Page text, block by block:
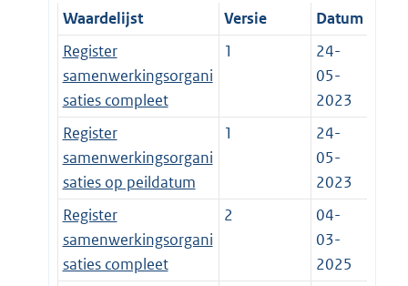
Waardelijst Versie
Datum
Register
samenwerkingsorgani
saties compleet
1
24-
05-
2023
Register
samenwerkingsorgani
saties op peildatum
1
24-
05-
2023
Register
samenwerkingsorgani
saties compleet
2
04-
03-
2025